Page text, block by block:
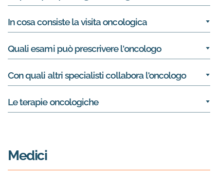
In cosa consiste la visita oncologica
Quali esami può prescrivere l'oncologo
Con quali altri specialisti collabora l'oncologo
Le terapie oncologiche
Medici